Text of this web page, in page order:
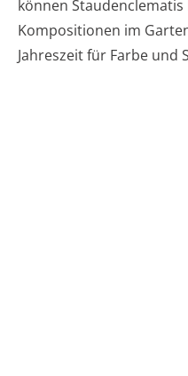
können
Kompositionen im
Jahreszeit für Farbe und